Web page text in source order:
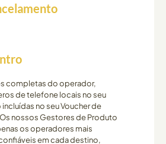
completas do operador,
de telefone locais no seu
no seu Voucher de
nossos Gestores de Produto
os operadores mais
em cada destino,